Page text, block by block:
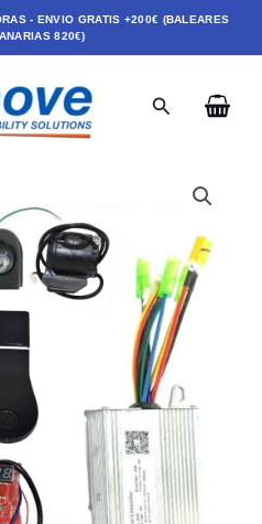
- ENVIO GRATIS +200€ (BALEARES
820€)
Buscar